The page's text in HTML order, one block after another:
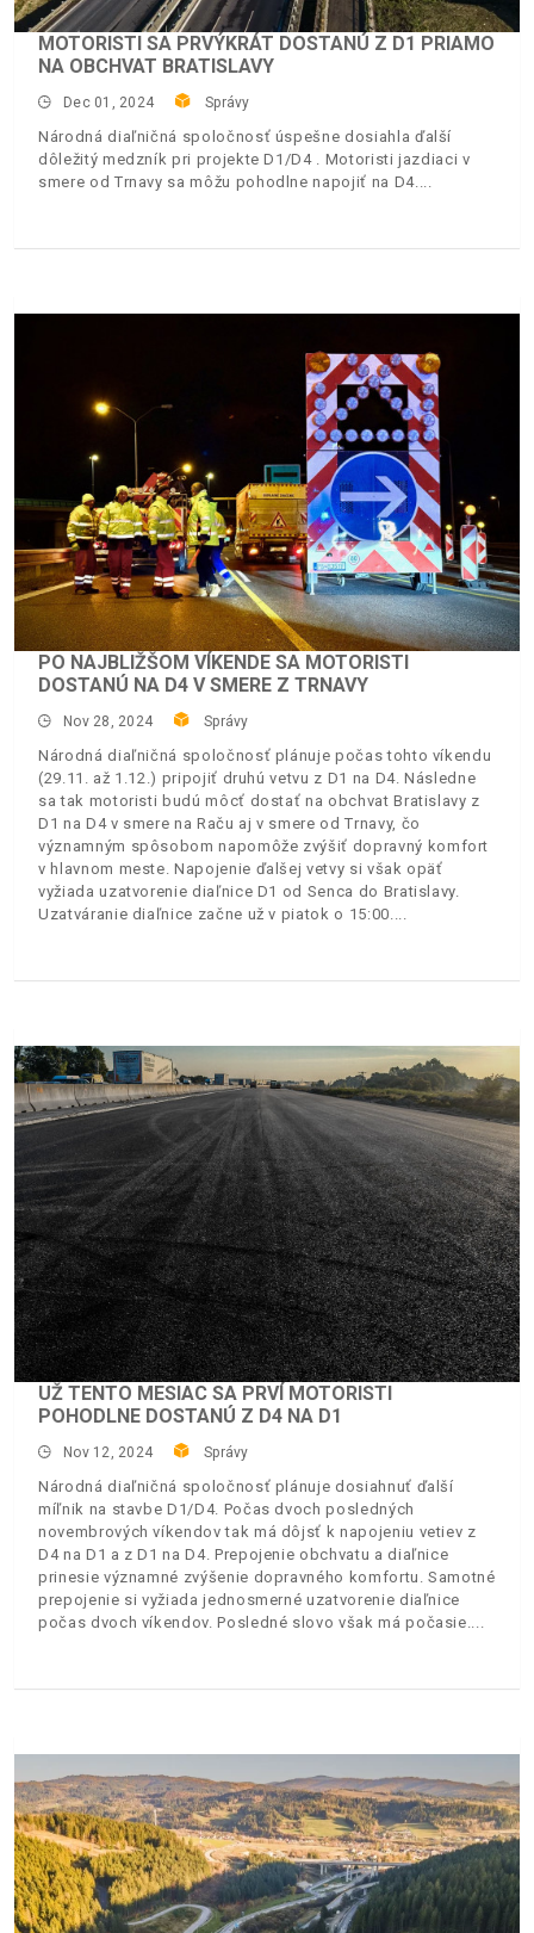
MOTORISTI SA PRVÝKRÁT DOSTANÚ Z D1 PRIAMO
NA OBCHVAT BRATISLAVY
Dec 01, 2024 Správy
Národná diaľničná spoločnosť úspešne dosiahla ďalší
dôležitý medzník pri projekte D1/D4 . Motoristi jazdiaci v
smere od Trnavy sa môžu pohodlne napojiť na D4.
PO NAJBLIŽŠOM VÍKENDE SA MOTORISTI
DOSTANÚ NA D4 V SMERE Z TRNAVY
Nov 28, 2024 Správy
Národná diaľničná spoločnosť plánuje počas tohto víkendu
(29.11. až 1.12.) pripojiť druhú vetvu z D1 na D4. Následne
sa tak motoristi budú môcť dostať na obchvat Bratislavy z
D1 na D4 v smere na Raču aj v smere od Trnavy, čo
významným spôsobom napomôže zvýšiť dopravný komfort
v hlavnom meste. Napojenie ďalšej vetvy si však opäť
vyžiada uzatvorenie diaľnice D1 od Senca do Bratislavy.
Uzatváranie diaľnice začne už v piatok o 15:00.
UŽ TENTO MESIAC SA PRVÍ MOTORISTI
POHODLNE DOSTANÚ Z D4 NA D1
Nov 12, 2024 Správy
Národná diaľničná spoločnosť plánuje dosiahnuť ďalší
míľnik na stavbe D1/D4. Počas dvoch posledných
novembrových víkendov tak má dôjsť k napojeniu vetiev z
D4 na D1 a z D1 na D4. Prepojenie obchvatu a diaľnice
prinesie významné zvýšenie dopravného komfortu. Samotné
prepojenie si vyžiada jednosmerné uzatvorenie diaľnice
počas dvoch víkendov. Posledné slovo však má počasie.